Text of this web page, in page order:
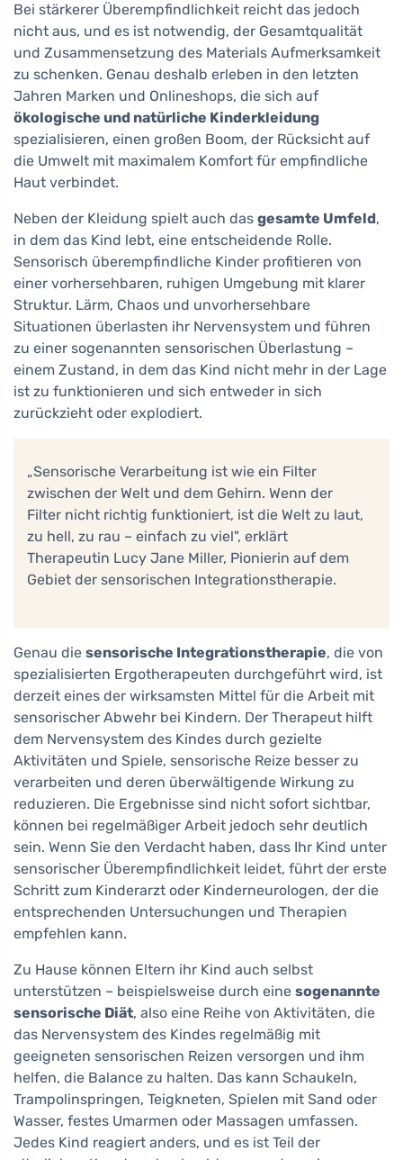
Bei stärkerer Überempfindlichkeit reicht das jedoch
nicht aus, und es ist notwendig, der Gesamtqualität
und Zusammensetzung des Materials Aufmerksamkeit
zu schenken. Genau deshalb erleben in den letzten
Jahren Marken und Onlineshops, die sich auf
ökologische und natürliche Kinderkleidung
spezialisieren, einen großen Boom, der Rücksicht auf
die Umwelt mit maximalem Komfort für empfindliche
Haut verbindet.
Neben der Kleidung spielt auch das gesamte Umfeld,
in dem das Kind lebt, eine entscheidende Rolle.
Sensorisch überempfindliche Kinder profitieren von
einer vorhersehbaren, ruhigen Umgebung mit klarer
Struktur. Lärm, Chaos und unvorhersehbare
Situationen überlasten ihr Nervensystem und führen
zu einer sogenannten sensorischen Überlastung –
einem Zustand, in dem das Kind nicht mehr in der Lage
ist zu funktionieren und sich entweder in sich
zurückzieht oder explodiert.
„Sensorische Verarbeitung ist wie ein Filter
zwischen der Welt und dem Gehirn. Wenn der
Filter nicht richtig funktioniert, ist die Welt zu laut,
zu hell, zu rau – einfach zu viel", erklärt
Therapeutin Lucy Jane Miller, Pionierin auf dem
Gebiet der sensorischen Integrationstherapie.
Genau die sensorische Integrationstherapie, die von
spezialisierten Ergotherapeuten durchgeführt wird, ist
derzeit eines der wirksamsten Mittel für die Arbeit mit
sensorischer Abwehr bei Kindern. Der Therapeut hilft
dem Nervensystem des Kindes durch gezielte
Aktivitäten und Spiele, sensorische Reize besser zu
verarbeiten und deren überwältigende Wirkung zu
reduzieren. Die Ergebnisse sind nicht sofort sichtbar,
können bei regelmäßiger Arbeit jedoch sehr deutlich
sein. Wenn Sie den Verdacht haben, dass Ihr Kind unter
sensorischer Überempfindlichkeit leidet, führt der erste
Schritt zum Kinderarzt oder Kinderneurologen, der die
entsprechenden Untersuchungen und Therapien
empfehlen kann.
Zu Hause können Eltern ihr Kind auch selbst
unterstützen – beispielsweise durch eine sogenannte
sensorische Diät, also eine Reihe von Aktivitäten, die
das Nervensystem des Kindes regelmäßig mit
geeigneten sensorischen Reizen versorgen und ihm
helfen, die Balance zu halten. Das kann Schaukeln,
Trampolinspringen, Teigkneten, Spielen mit Sand oder
Wasser, festes Umarmen oder Massagen umfassen.
Jedes Kind reagiert anders, und es ist Teil der